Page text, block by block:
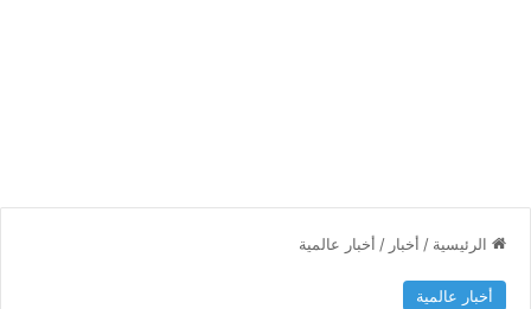
الرئيسية / أخبار / أخبار عالمية
أخبار عالمية